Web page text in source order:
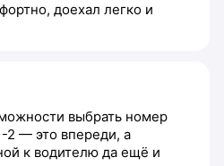
доехал легко и
выбрать номер
2 — это впереди, а
к водителю да ещё и